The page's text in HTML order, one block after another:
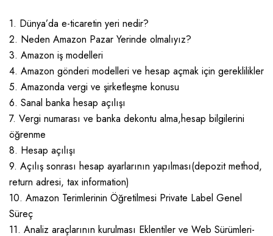
1. Dünya’da e-ticaretin yeri nedir?
2. Neden Amazon Pazar Yerinde olmalıyız?
3. Amazon iş modelleri
4. Amazon gönderi modelleri ve hesap açmak için gereklilikler
5. Amazonda vergi ve şirketleşme konusu
6. Sanal banka hesap açılışı
7. Vergi numarası ve banka dekontu alma,hesap bilgilerini
öğrenme
8. Hesap açılışı
9. Açılış sonrası hesap ayarlarının yapılması(depozit method,
return adresi, tax information)
10. Amazon Terimlerinin Öğretilmesi Private Label Genel
Süreç
11. Analiz araçlarının kurulması Eklentiler ve Web Sürümleri-